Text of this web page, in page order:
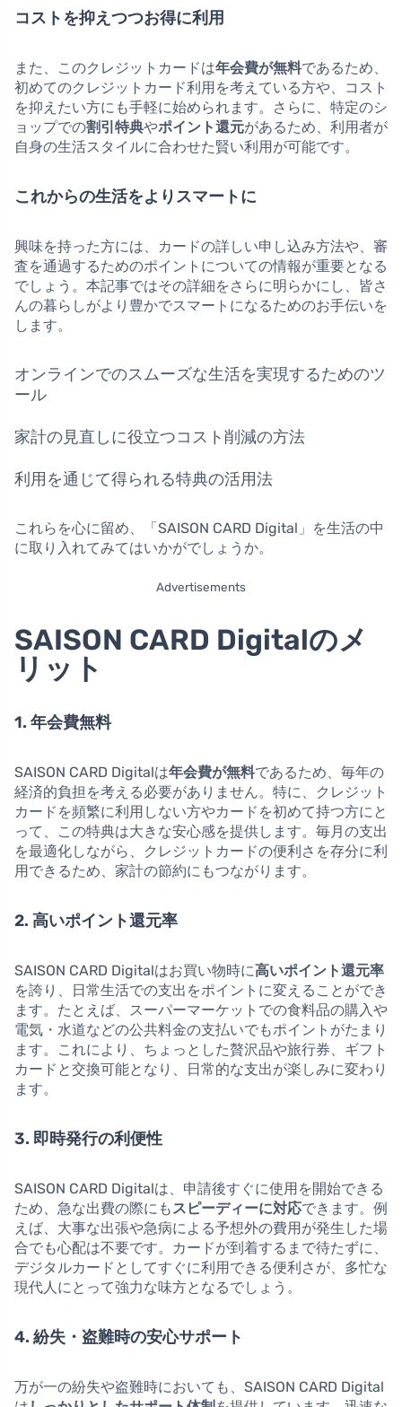
コストを抑えつつお得に利用
また、このクレジットカードは年会費が無料であるため、
初めてのクレジットカード利用を考えている方や、コスト
を抑えたい方にも手軽に始められます。さらに、特定のシ
ョップでの割引特典やポイント還元があるため、利用者が
自身の生活スタイルに合わせた賢い利用が可能です。
これからの生活をよりスマートに
興味を持った方には、カードの詳しい申し込み方法や、審
査を通過するためのポイントについての情報が重要となる
でしょう。本記事ではその詳細をさらに明らかにし、皆さ
んの暮らしがより豊かでスマートになるためのお手伝いを
します。
オンラインでのスムーズな生活を実現するためのツ
ール
家計の見直しに役立つコスト削減の方法
利用を通じて得られる特典の活用法
これらを心に留め、「SAISON CARD Digital」を生活の中
に取り入れてみてはいかがでしょうか。
Advertisements
SAISON CARD Digitalのメ
リット
1. 年会費無料
SAISON CARD Digitalは年会費が無料であるため、毎年の
経済的負担を考える必要がありません。特に、クレジット
カードを頻繁に利用しない方やカードを初めて持つ方にと
って、この特典は大きな安心感を提供します。毎月の支出
を最適化しながら、クレジットカードの便利さを存分に利
用できるため、家計の節約にもつながります。
2. 高いポイント還元率
SAISON CARD Digitalはお買い物時に高いポイント還元率
を誇り、日常生活での支出をポイントに変えることができ
ます。たとえば、スーパーマーケットでの食料品の購入や
電気・水道などの公共料金の支払いでもポイントがたまり
ます。これにより、ちょっとした贅沢品や旅行券、ギフト
カードと交換可能となり、日常的な支出が楽しみに変わり
ます。
3. 即時発行の利便性
SAISON CARD Digitalは、申請後すぐに使用を開始できる
ため、急な出費の際にもスピーディーに対応できます。例
えば、大事な出張や急病による予想外の費用が発生した場
合でも心配は不要です。カードが到着するまで待たずに、
デジタルカードとしてすぐに利用できる便利さが、多忙な
現代人にとって強力な味方となるでしょう。
4. 紛失・盗難時の安心サポート
万が一の紛失や盗難時においても、SAISON CARD Digital